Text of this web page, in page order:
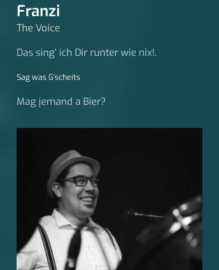
Franzi
The Voice
Das sing’ ich Dir runter wie nix!.
Sag was G‘scheits
Mag jemand a Bier?